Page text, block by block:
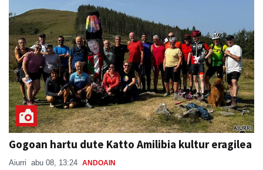
Gogoan hartu dute Katto Amilibia kultur eragilea
Aiurri abu 08, 13:24 ANDOAIN